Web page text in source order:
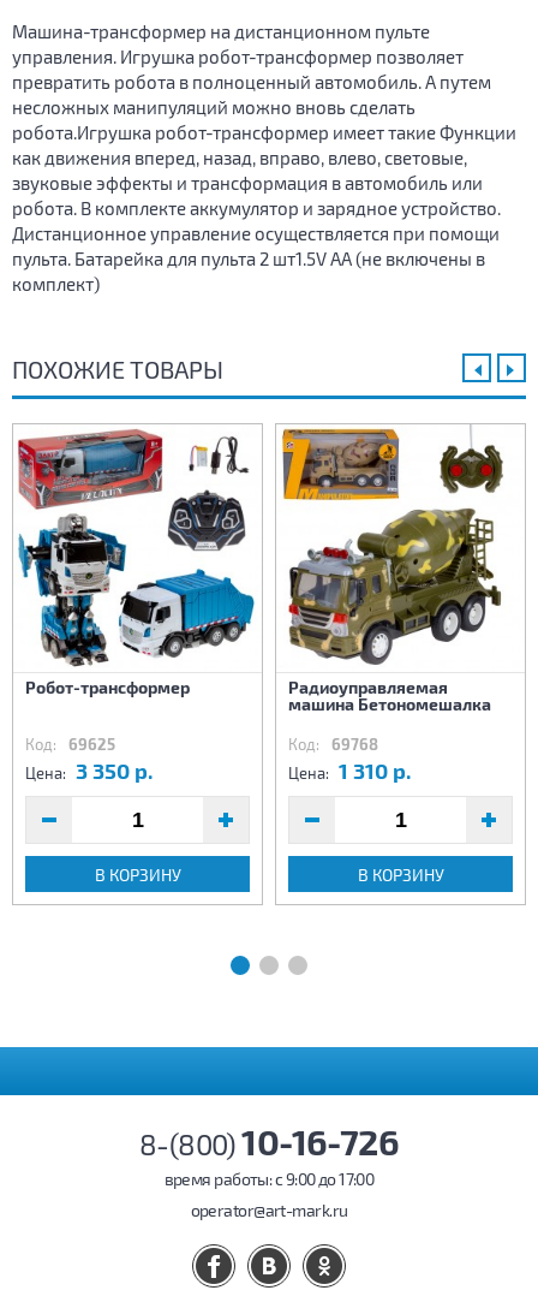
Машина-трансформер на дистанционном пульте
управления. Игрушка робот-трансформер позволяет
превратить робота в полноценный автомобиль. А путем
несложных манипуляций можно вновь сделать
робота.Игрушка робот-трансформер имеет такие Функции
как движения вперед, назад, вправо, влево, световые,
звуковые эффекты и трансформация в автомобиль или
робота. В комплекте аккумулятор и зарядное устройство.
Дистанционное управление осуществляется при помощи
пульта. Батарейка для пульта 2 шт1.5V AA (не включены в
комплект)
ПОХОЖИЕ ТОВАРЫ
Робот-трансформер
Код: 69625
Цена: 3 350 р.
В КОРЗИНУ
Радиоуправляемая
машина Бетономешалка
Код: 69768
Цена: 1 310 р.
В КОРЗИНУ
8-(800)10-16-726
время работы: c 9:00 до 17:00
operator@art-mark.ru